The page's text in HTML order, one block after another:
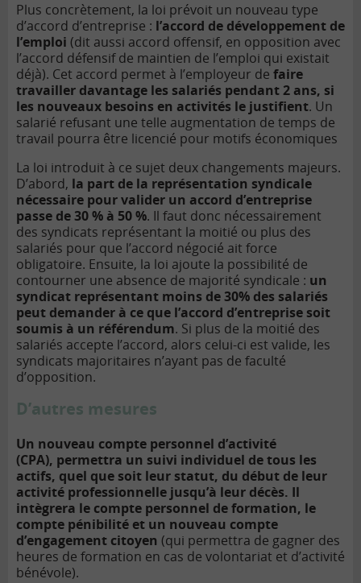
Plus concrètement, la loi prévoit un nouveau type
d’accord d’entreprise : l’accord de développement de
l’emploi (dit aussi accord offensif, en opposition avec
l’accord défensif de maintien de l’emploi qui existait
déjà). Cet accord permet à l’employeur de faire
travailler davantage les salariés pendant 2 ans, si
les nouveaux besoins en activités le justifient. Un
salarié refusant une telle augmentation de temps de
travail pourra être licencié pour motifs économiques
La loi introduit à ce sujet deux changements majeurs.
D’abord, la part de la représentation syndicale
nécessaire pour valider un accord d’entreprise
passe de 30 % à 50 %. Il faut donc nécessairement
des syndicats représentant la moitié ou plus des
salariés pour que l’accord négocié ait force
obligatoire. Ensuite, la loi ajoute la possibilité de
contourner une absence de majorité syndicale : un
syndicat représentant moins de 30% des salariés
peut demander à ce que l’accord d’entreprise soit
soumis à un référendum. Si plus de la moitié des
salariés accepte l’accord, alors celui-ci est valide, les
syndicats majoritaires n’ayant pas de faculté
d’opposition.
D’autres mesures
Un nouveau compte personnel d’activité
(CPA), permettra un suivi individuel de tous les
actifs, quel que soit leur statut, du début de leur
activité professionnelle jusqu’à leur décès. Il
intègrera le compte personnel de formation, le
compte pénibilité et un nouveau compte
d’engagement citoyen (qui permettra de gagner des
heures de formation en cas de volontariat et d’activité
bénévole).